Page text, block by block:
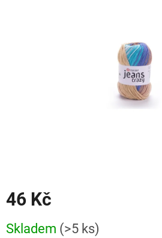
46 Kč
cena:
Skladem (>5 ks)